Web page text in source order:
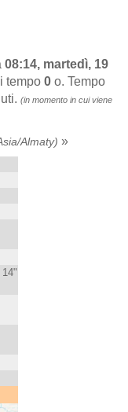
08:14, martedì, 19
tempo 0o. Tempo
(in momento in cui viene
Almaty) »
14"